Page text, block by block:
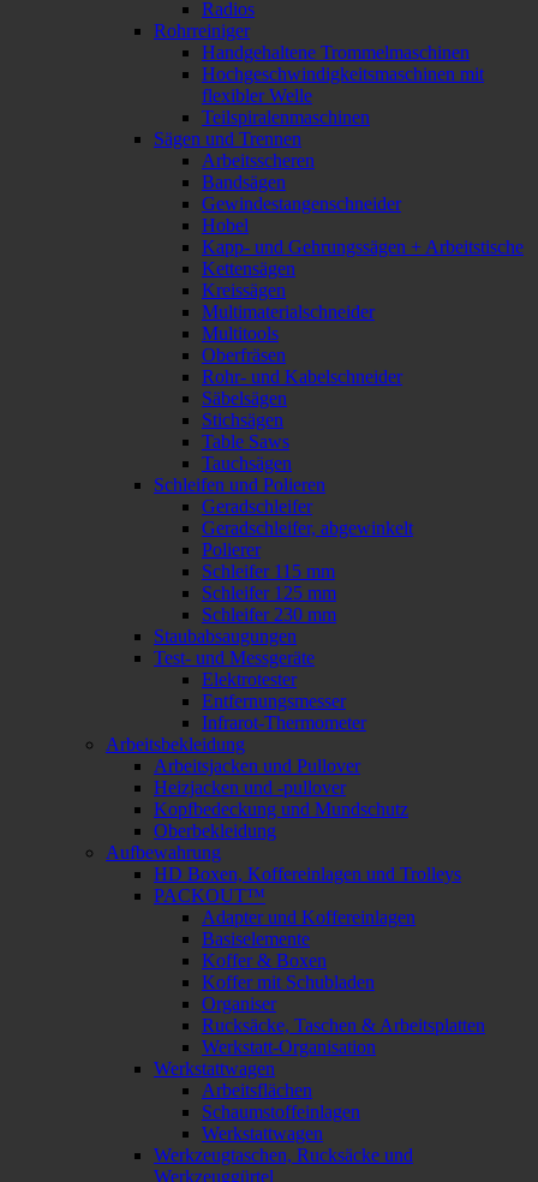
Radios
Rohrreiniger
Handgehaltene Trommelmaschinen
Hochgeschwindigkeitsmaschinen mit
flexibler Welle
Teilspiralenmaschinen
Sägen und Trennen
Arbeitsscheren
Bandsägen
Gewindestangenschneider
Hobel
Kapp- und Gehrungssägen + Arbeitstische
Kettensägen
Kreissägen
Multimaterialschneider
Multitools
Oberfräsen
Rohr- und Kabelschneider
Säbelsägen
Stichsägen
Table Saws
Tauchsägen
Schleifen und Polieren
Geradschleifer
Geradschleifer, abgewinkelt
Polierer
Schleifer 115 mm
Schleifer 125 mm
Schleifer 230 mm
Staubabsaugungen
Test- und Messgeräte
Elektrotester
Entfernungsmesser
Infrarot-Thermometer
Arbeitsbekleidung
Arbeitsjacken und Pullover
Heizjacken und -pullover
Kopfbedeckung und Mundschutz
Oberbekleidung
Aufbewahrung
HD Boxen, Koffereinlagen und Trolleys
PACKOUT™
Adapter und Koffereinlagen
Basiselemente
Koffer & Boxen
Koffer mit Schubladen
Organiser
Rucksäcke, Taschen & Arbeitsplatten
Werkstatt-Organisation
Werkstattwagen
Arbeitsflächen
Schaumstoffeinlagen
Werkstattwagen
Werkzeugtaschen, Rucksäcke und
Werkzeuggürtel